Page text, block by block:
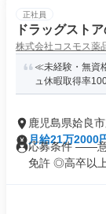
正社員
ドラッグスト
株式会社コスモス薬
≪未経験・無資
ュ休暇取得率
鹿児島県姶良
月給21万2000
応募条件 ――
免許 ◎高卒以